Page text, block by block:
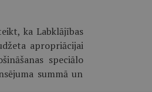
ka Labklājības
apropriācijai
speciālo
summā un